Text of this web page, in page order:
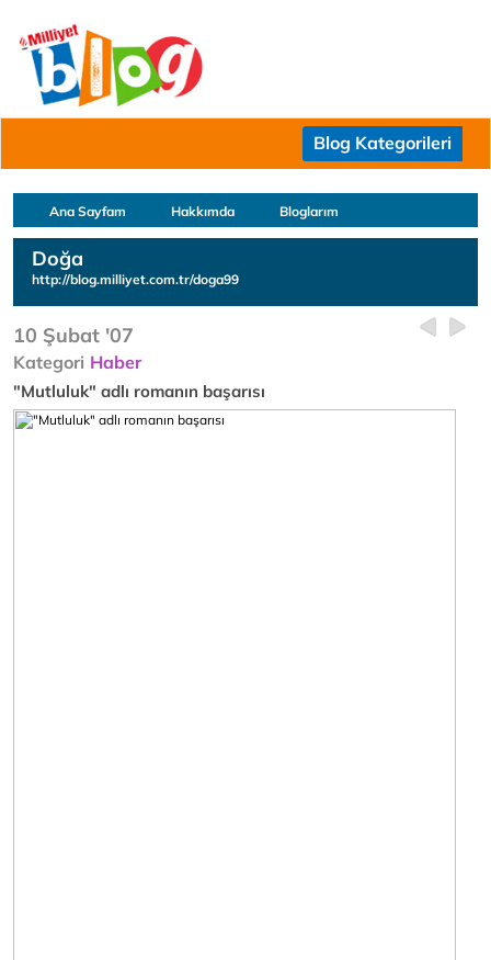
Blog Kategorileri
Ana Sayfam Hakkımda Bloglarım
Doğa
http://blog.milliyet.com.tr/doga99
10 Şubat '07
Kategori Haber
"Mutluluk" adlı romanın başarısı